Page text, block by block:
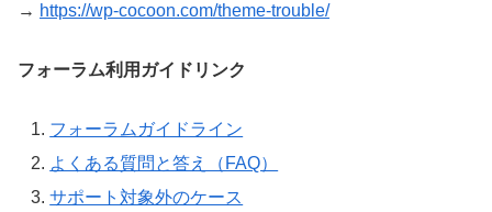
→ https://wp-cocoon.com/theme-trouble/
フォーラム利用ガイドリンク
フォーラムガイドライン
よくある質問と答え（FAQ）
サポート対象外のケース